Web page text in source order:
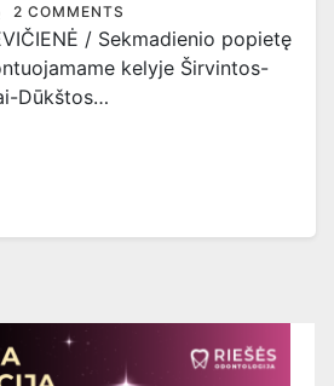
2 COMMENTS
/ Sekmadienio popietę
kelyje Širvintos-
Dūkštos…